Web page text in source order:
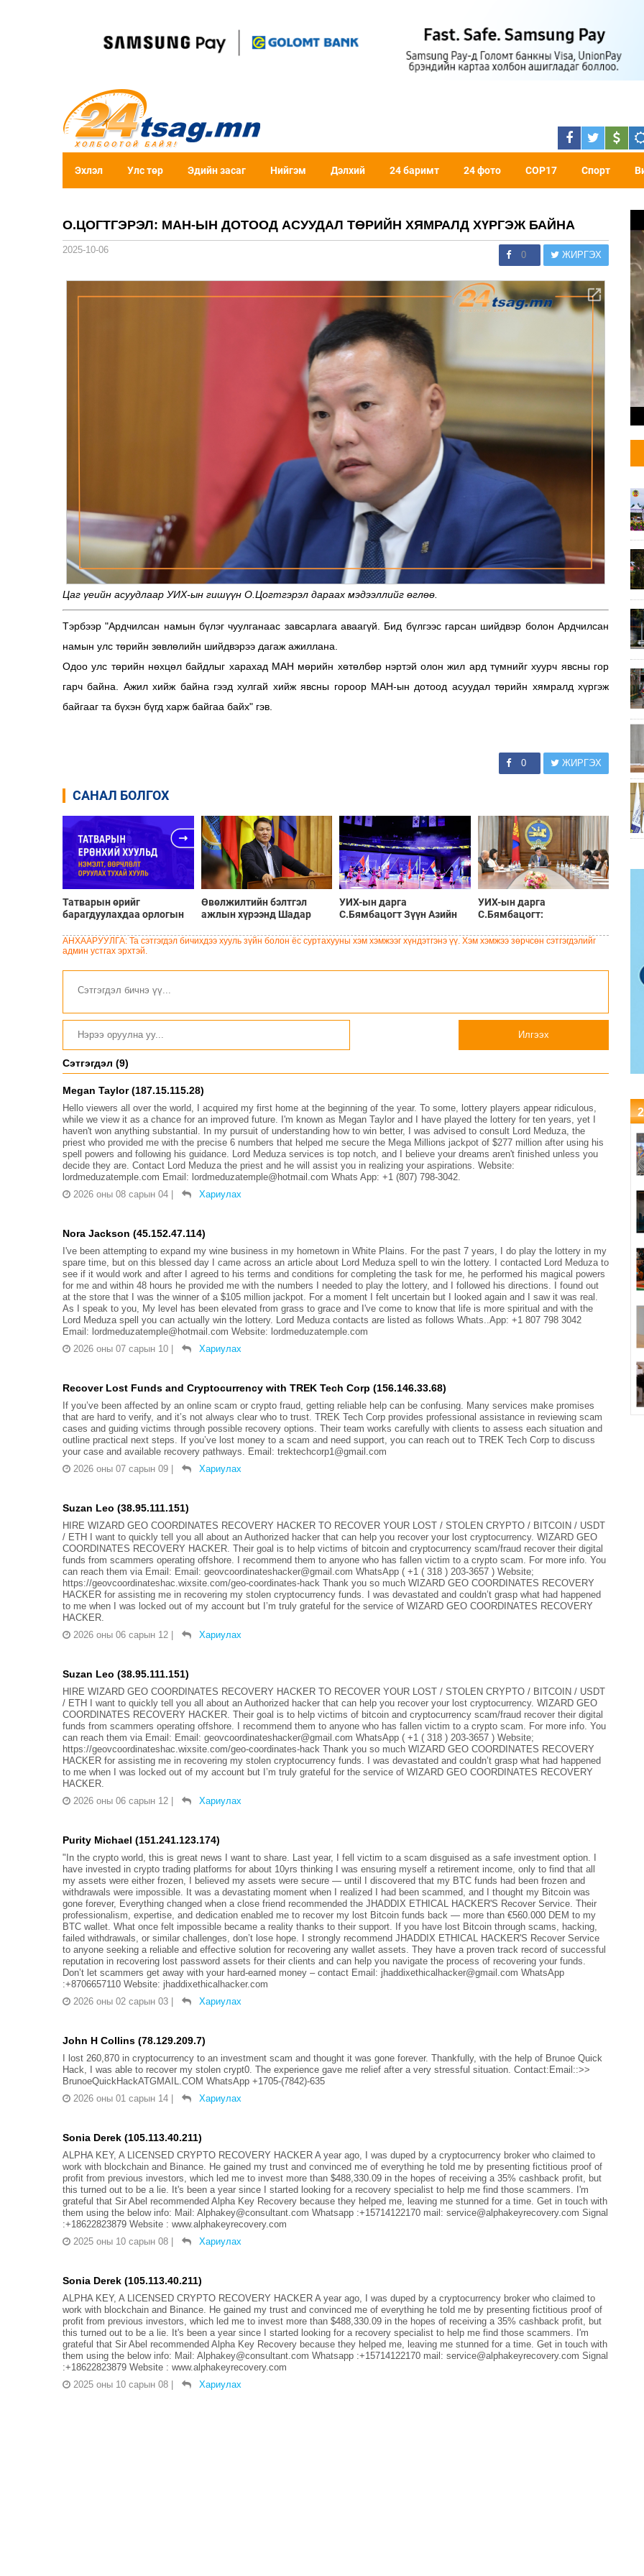
Эхлэл Улс төр Эдийн засаг Нийгэм Дэлхий 24 баримт 24 фото COP17 Спорт
О.ЦОГТГЭРЭЛ: МАН-ЫН ДОТООД АСУУДАЛ ТӨРИЙН ХЯМРАЛД ХҮРГЭЖ БАЙНА
2025-10-06 0 ЖИРГЭХ
Цаг үеийн асуудлаар УИХ-ын гишүүн О.Цогтгэрэл дараах мэдээллийг өглөө.
Тэрбээр "Ардчилсан намын бүлэг чуулганаас завсарлага аваагүй. Бид бүлгээс гарсан шийдвэр болон Ардчилсан
намын улс төрийн зөвлөлийн шийдвэрээ дагаж ажиллана.
Одоо улс төрийн нөхцөл байдлыг харахад МАН мөрийн хөтөлбөр нэртэй олон жил ард түмнийг хуурч явсны гор
гарч байна. Ажил хийж байна гээд хулгай хийж явсны гороор МАН-ын дотоод асуудал төрийн хямралд хүргэж
байгааг та бүхэн бүгд харж байгаа байх" гэв.
0 ЖИРГЭХ
САНАЛ БОЛГОХ
Татварын өрийг
барагдуулахдаа орлогын
үлдээхээр хуульчилж,
татварын тайлангаа
Өвөлжилтийн бэлтгэл
ажлын хүрээнд Шадар
Дорноговь аймагт
УИХ-ын дарга
С.Бямбацогт Зүүн Азийн
волейболын аварга
УИХ-ын дарга
С.Бямбацогт:
хэрэгжилт, амлалтаас илүү
АНХААРУУЛГА: Та сэтгэгдэл бичихдээ хууль зүйн болон ёс суртахууны хэм хэмжээг хүндэтгэнэ үү. Хэм хэмжээ зөрчсөн сэтгэгдэлийг
админ устгах эрхтэй.
Илгээх
Сэтгэгдэл (9)
Megan Taylor (187.15.115.28)
Hello viewers all over the world, I acquired my first home at the beginning of the year. To some, lottery players appear ridiculous,
while we view it as a chance for an improved future. I'm known as Megan Taylor and I have played the lottery for ten years, yet I
haven't won anything substantial. In my pursuit of understanding how to win better, I was advised to consult Lord Meduza, the
priest who provided me with the precise 6 numbers that helped me secure the Mega Millions jackpot of $277 million after using his
spell powers and following his guidance. Lord Meduza services is top notch, and I believe your dreams aren't finished unless you
decide they are. Contact Lord Meduza the priest and he will assist you in realizing your aspirations. Website:
lordmeduzatemple.com Email: lordmeduzatemple@hotmail.com Whats App: +1 (807) 798-3042.
2026 оны 08 сарын 04
Хариулах
Nora Jackson (45.152.47.114)
I've been attempting to expand my wine business in my hometown in White Plains. For the past 7 years, I do play the lottery in my
spare time, but on this blessed day I came across an article about Lord Meduza spell to win the lottery. I contacted Lord Meduza to
see if it would work and after I agreed to his terms and conditions for completing the task for me, he performed his magical powers
for me and within 48 hours he provided me with the numbers I needed to play the lottery, and I followed his directions. I found out
at the store that I was the winner of a $105 million jackpot. For a moment I felt uncertain but I looked again and I saw it was real.
As I speak to you, My level has been elevated from grass to grace and I've come to know that life is more spiritual and with the
Lord Meduza spell you can actually win the lottery. Lord Meduza contacts are listed as follows Whats..App: +1 807 798 3042
Email: lordmeduzatemple@hotmail.com Website: lordmeduzatemple.com
2026 оны 07 сарын 10
Хариулах
Recover Lost Funds and Cryptocurrency with TREK Tech Corp (156.146.33.68)
If you’ve been affected by an online scam or crypto fraud, getting reliable help can be confusing. Many services make promises
that are hard to verify, and it’s not always clear who to trust. TREK Tech Corp provides professional assistance in reviewing scam
cases and guiding victims through possible recovery options. Their team works carefully with clients to assess each situation and
outline practical next steps. If you’ve lost money to a scam and need support, you can reach out to TREK Tech Corp to discuss
your case and available recovery pathways. Email: trektechcorp1@gmail.com
2026 оны 07 сарын 09
Хариулах
Suzan Leo (38.95.111.151)
HIRE WIZARD GEO COORDINATES RECOVERY HACKER TO RECOVER YOUR LOST / STOLEN CRYPTO / BITCOIN / USDT
/ ETH I want to quickly tell you all about an Authorized hacker that can help you recover your lost cryptocurrency. WIZARD GEO
COORDINATES RECOVERY HACKER. Their goal is to help victims of bitcoin and cryptocurrency scam/fraud recover their digital
funds from scammers operating offshore. I recommend them to anyone who has fallen victim to a crypto scam. For more info. You
can reach them via Email: Email: geovcoordinateshacker@gmail.com WhatsApp ( +1 ( 318 ) 203-3657 ) Website;
https://geovcoordinateshac.wixsite.com/geo-coordinates-hack Thank you so much WIZARD GEO COORDINATES RECOVERY
HACKER for assisting me in recovering my stolen cryptocurrency funds. I was devastated and couldn’t grasp what had happened
to me when I was locked out of my account but I’m truly grateful for the service of WIZARD GEO COORDINATES RECOVERY
HACKER.
2026 оны 06 сарын 12
Хариулах
Suzan Leo (38.95.111.151)
HIRE WIZARD GEO COORDINATES RECOVERY HACKER TO RECOVER YOUR LOST / STOLEN CRYPTO / BITCOIN / USDT
/ ETH I want to quickly tell you all about an Authorized hacker that can help you recover your lost cryptocurrency. WIZARD GEO
COORDINATES RECOVERY HACKER. Their goal is to help victims of bitcoin and cryptocurrency scam/fraud recover their digital
funds from scammers operating offshore. I recommend them to anyone who has fallen victim to a crypto scam. For more info. You
can reach them via Email: Email: geovcoordinateshacker@gmail.com WhatsApp ( +1 ( 318 ) 203-3657 ) Website;
https://geovcoordinateshac.wixsite.com/geo-coordinates-hack Thank you so much WIZARD GEO COORDINATES RECOVERY
HACKER for assisting me in recovering my stolen cryptocurrency funds. I was devastated and couldn’t grasp what had happened
to me when I was locked out of my account but I’m truly grateful for the service of WIZARD GEO COORDINATES RECOVERY
HACKER.
2026 оны 06 сарын 12
Хариулах
Purity Michael (151.241.123.174)
"In the crypto world, this is great news I want to share. Last year, I fell victim to a scam disguised as a safe investment option. I
have invested in crypto trading platforms for about 10yrs thinking I was ensuring myself a retirement income, only to find that all
my assets were either frozen, I believed my assets were secure — until I discovered that my BTC funds had been frozen and
withdrawals were impossible. It was a devastating moment when I realized I had been scammed, and I thought my Bitcoin was
gone forever, Everything changed when a close friend recommended the JHADDIX ETHICAL HACKER'S Recover Service. Their
professionalism, expertise, and dedication enabled me to recover my lost Bitcoin funds back — more than €560.000 DEM to my
BTC wallet. What once felt impossible became a reality thanks to their support. If you have lost Bitcoin through scams, hacking,
failed withdrawals, or similar challenges, don’t lose hope. I strongly recommend JHADDIX ETHICAL HACKER'S Recover Service
to anyone seeking a reliable and effective solution for recovering any wallet assets. They have a proven track record of successful
reputation in recovering lost password assets for their clients and can help you navigate the process of recovering your funds.
Don’t let scammers get away with your hard-earned money – contact Email: jhaddixethicalhacker@gmail.com WhatsApp
:+8706657110 Website: jhaddixethicalhacker.com
2026 оны 02 сарын 03
Хариулах
John H Collins (78.129.209.7)
I lost 260,870 in cryptocurrency to an investment scam and thought it was gone forever. Thankfully, with the help of Brunoe Quick
Hack, I was able to recover my stolen crypt0. The experience gave me relief after a very stressful situation. Contact:Email::>>
BrunoeQuickHackATGMAIL.COM WhatsApp +1705-(7842)-635
2026 оны 01 сарын 14
Хариулах
Sonia Derek (105.113.40.211)
ALPHA KEY, A LICENSED CRYPTO RECOVERY HACKER A year ago, I was duped by a cryptocurrency broker who claimed to
work with blockchain and Binance. He gained my trust and convinced me of everything he told me by presenting fictitious proof of
profit from previous investors, which led me to invest more than $488,330.09 in the hopes of receiving a 35% cashback profit, but
this turned out to be a lie. It's been a year since I started looking for a recovery specialist to help me find those scammers. I'm
grateful that Sir Abel recommended Alpha Key Recovery because they helped me, leaving me stunned for a time. Get in touch with
them using the below info: Mail: Alphakey@consultant.com Whatsapp :+15714122170 mail: service@alphakeyrecovery.com Signal
:+18622823879 Website : www.alphakeyrecovery.com
2025 оны 10 сарын 08
Хариулах
Sonia Derek (105.113.40.211)
ALPHA KEY, A LICENSED CRYPTO RECOVERY HACKER A year ago, I was duped by a cryptocurrency broker who claimed to
work with blockchain and Binance. He gained my trust and convinced me of everything he told me by presenting fictitious proof of
profit from previous investors, which led me to invest more than $488,330.09 in the hopes of receiving a 35% cashback profit, but
this turned out to be a lie. It's been a year since I started looking for a recovery specialist to help me find those scammers. I'm
grateful that Sir Abel recommended Alpha Key Recovery because they helped me, leaving me stunned for a time. Get in touch with
them using the below info: Mail: Alphakey@consultant.com Whatsapp :+15714122170 mail: service@alphakeyrecovery.com Signal
:+18622823879 Website : www.alphakeyrecovery.com
2025 оны 10 сарын 08
Хариулах